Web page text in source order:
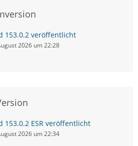
153.0.2 veröffentlicht
2026 um 22:28
153.0.2 ESR veröffentlicht
2026 um 22:34